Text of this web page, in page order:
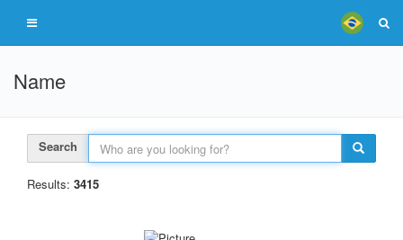
Name
Search
Results: 3415